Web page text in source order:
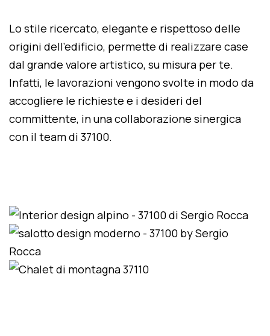
Lo stile ricercato, elegante e rispettoso delle
origini dell'edificio, permette di realizzare case
dal grande valore artistico, su misura per te.
Infatti, le lavorazioni vengono svolte in modo da
accogliere le richieste e i desideri del
committente, in una collaborazione sinergica
con il team di 37100.